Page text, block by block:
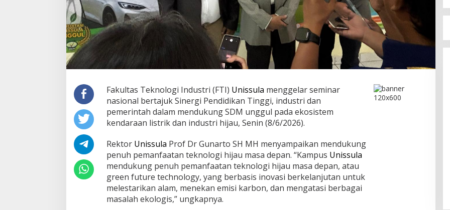
Fakultas Teknologi Industri (FTI) Unissula menggelar seminar
nasional bertajuk Sinergi Pendidikan Tinggi, industri dan
pemerintah dalam mendukung SDM unggul pada ekosistem
kendaraan listrik dan industri hijau, Senin (8/6/2026).
Rektor Unissula Prof Dr Gunarto SH MH menyampaikan mendukung
penuh pemanfaatan teknologi hijau masa depan. “Kampus Unissula
mendukung penuh pemanfaatan teknologi hijau masa depan, atau
green future technology, yang berbasis inovasi berkelanjutan untuk
melestarikan alam, menekan emisi karbon, dan mengatasi berbagai
masalah ekologis,” ungkapnya.